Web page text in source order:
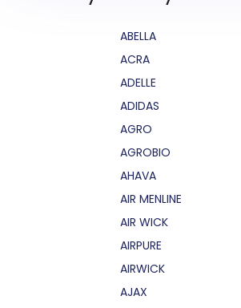
ABELLA
ACRA
ADELLE
ADIDAS
AGRO
AGROBIO
AHAVA
AIR MENLINE
AIR WICK
AIRPURE
AIRWICK
AJAX